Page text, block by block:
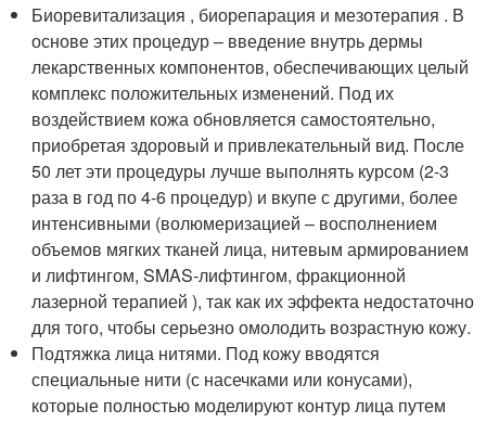
Биоревитализация , биорепарация и мезотерапия . В
основе этих процедур – введение внутрь дермы
лекарственных компонентов, обеспечивающих целый
комплекс положительных изменений. Под их
воздействием кожа обновляется самостоятельно,
приобретая здоровый и привлекательный вид. После
50 лет эти процедуры лучше выполнять курсом (2-3
раза в год по 4-6 процедур) и вкупе с другими, более
интенсивными (волюмеризацией – восполнением
объемов мягких тканей лица, нитевым армированием
и лифтингом, SMAS-лифтингом, фракционной
лазерной терапией ), так как их эффекта недостаточно
для того, чтобы серьезно омолодить возрастную кожу.
Подтяжка лица нитями. Под кожу вводятся
специальные нити (с насечками или конусами),
которые полностью моделируют контур лица путем